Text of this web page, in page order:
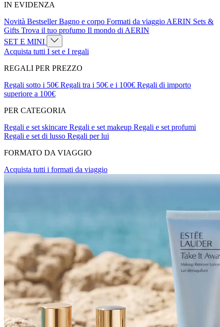
IN EVIDENZA
Novità BestsellerBagno e corpo Formati da viaggio AERIN Sets &
Gifts Trova il tuo profumo Il mondo di AERIN
SET E MINI
Acquista tutti I set e I regali
REGALI PER PREZZO​
Regali sotto i 50€ Regali tra i 50€ e i 100€ Regali di importo
superiore a 100€
PER CATEGORIA
Regali e set skincare Regali e set makeup Regali e set profumi
Regali e set di lusso Regali per lui
FORMATO DA VIAGGIO
Acquista tutti i formati da viaggio